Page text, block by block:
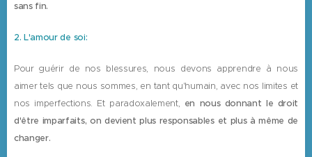
sans fin.
2. L'amour de soi:
Pour guérir de nos blessures, nous devons apprendre à nous
aimer tels que nous sommes, en tant qu'humain, avec nos limites et
nos imperfections. Et paradoxalement, en nous donnant le droit
d'être imparfaits, on devient plus responsables et plus à même de
changer.